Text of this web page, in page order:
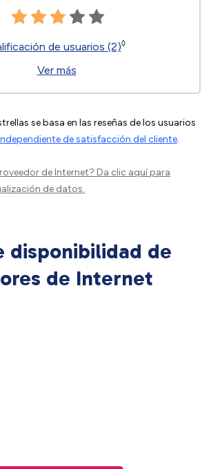
de usuarios (2)◊
Ver más
se basa en las reseñas de los usuarios
de satisfacción del cliente.
de Internet? Da clic aquípara
de datos.
disponibilidad de
de Internet